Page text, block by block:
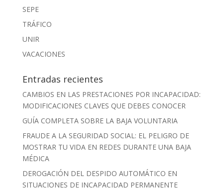
SEPE
TRÁFICO
UNIR
VACACIONES
Entradas recientes
CAMBIOS EN LAS PRESTACIONES POR INCAPACIDAD:
MODIFICACIONES CLAVES QUE DEBES CONOCER
GUÍA COMPLETA SOBRE LA BAJA VOLUNTARIA
FRAUDE A LA SEGURIDAD SOCIAL: EL PELIGRO DE
MOSTRAR TU VIDA EN REDES DURANTE UNA BAJA
MÉDICA
DEROGACIÓN DEL DESPIDO AUTOMÁTICO EN
SITUACIONES DE INCAPACIDAD PERMANENTE